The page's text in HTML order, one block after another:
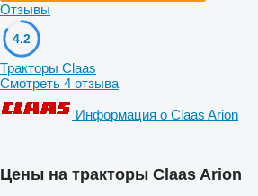
Отзывы
4.2
Тракторы Claas
Смотреть 4 отзыва
Информация о Claas Arion
Цены на тракторы Claas Arion